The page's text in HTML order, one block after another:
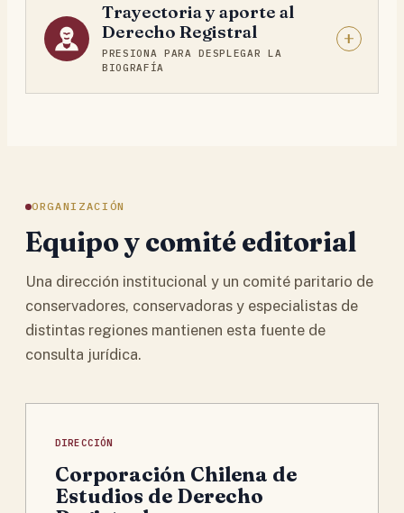
Trayectoria y aporte al
Derecho Registral
PRESIONA PARA DESPLEGAR LA
BIOGRAFÍA
ORGANIZACIÓN
Equipo y comité editorial
Una dirección institucional y un comité paritario de
conservadores, conservadoras y especialistas de
distintas regiones mantienen esta fuente de
consulta jurídica.
DIRECCIÓN
Corporación Chilena de
Estudios de Derecho